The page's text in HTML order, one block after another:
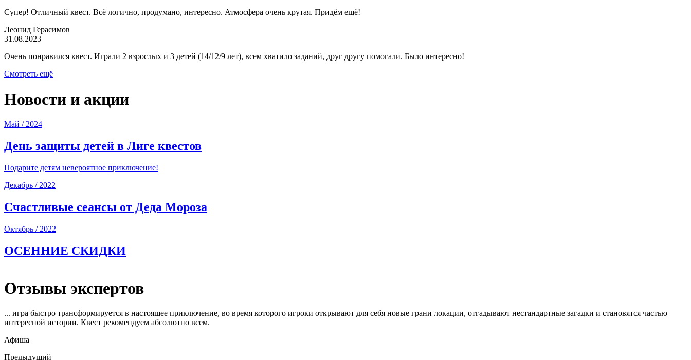
Леонид Герасимов
Очень понравился квест. Играли 2 взрослых и 3 детей (14/12/9 лет), всем хватило заданий, друг другу помогали. Было интересно!
Смотреть ещё
Новости и акции
Май / 2024
День защиты детей в Лиге квестов
Подарите детям невероятное приключение!
Декабрь / 2022
Счастливые сеансы от Деда Мороза
Октябрь / 2022
ОСЕННИЕ СКИДКИ
... игра быстро трансформируется в настоящее приключение, во время которого игроки открывают для себя новые грани локации, отгадывают нестандартные загадки и становятся частью
Афиша
Предыдущий